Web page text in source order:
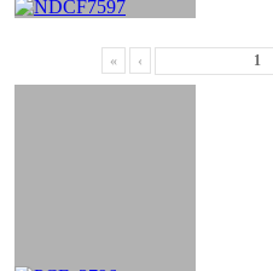
« ‹